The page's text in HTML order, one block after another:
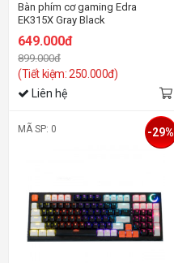
Bàn phím cơ gaming Edra
EK315X Gray Black
(Usb/Abs/Optical Switch/Led
Rainbow)
649.000đ
899.000đ
(Tiết kiệm: 250.000đ)
Liên hệ
MÃ SP: 0 -29%